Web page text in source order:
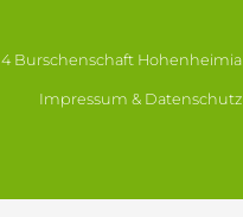
Burschenschaft Hohenheimia
Impressum & Datenschutz